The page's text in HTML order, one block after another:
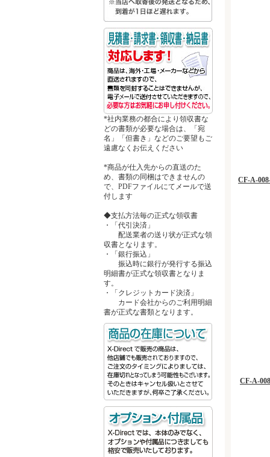
*社内業務の都合により領収書な
どの書類が必要な場合は、「宛
名」「但書き」などのご要望もご
遠慮なくお伝えください
*商品が仕入先からの直送のた
め、書類の同梱はできませんの
で、PDFファイルにてメールで送
付します
◆支払方法毎の正式な領収書
・「代引決済」
配送業者の送り状が正式な領
収書となります。
・「銀行振込」
振込時に銀行が発行する振込
明細書が正式な領収書となりま
す。
・「クレジットカード決済」
カード会社からのご利用明細
書が正式な書類となります。
CF-A-
CF-A-